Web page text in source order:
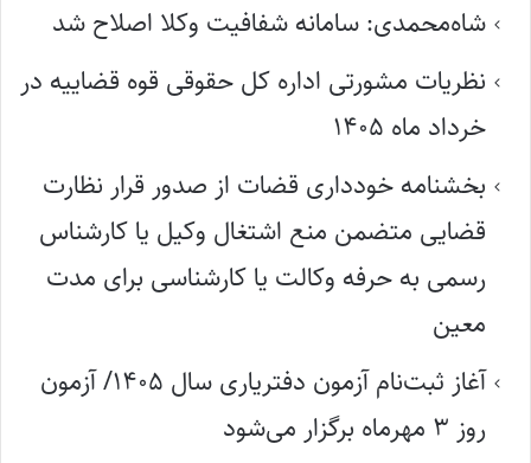
شاه‌محمدی: سامانه شفافیت وکلا اصلاح شد
نظریات مشورتی اداره کل حقوقی قوه قضاییه در
خرداد ماه ۱۴۰۵
بخشنامه خودداری قضات از صدور قرار نظارت
قضایی متضمن منع اشتغال وکیل یا کارشناس
رسمی به حرفه وکالت یا کارشناسی برای مدت
معین
آغاز ثبت‌نام آزمون دفتریاری سال ۱۴۰۵/ آزمون
روز ۳ مهرماه برگزار می‌شود